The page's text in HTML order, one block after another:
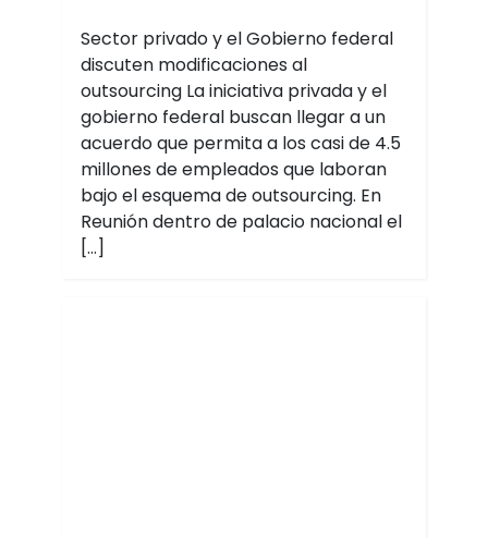
Sector privado y el Gobierno federal
discuten modificaciones al
outsourcing La iniciativa privada y el
gobierno federal buscan llegar a un
acuerdo que permita a los casi de 4.5
millones de empleados que laboran
bajo el esquema de outsourcing. En
Reunión dentro de palacio nacional el
[…]